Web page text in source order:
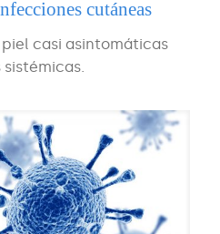
cutáneas
piel casi asintomáticas